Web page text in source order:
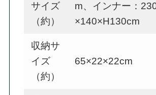
サイズ
（約）
m、インナー：
×140×H130cm
収納サ
イズ
（約）
65×22×22cm